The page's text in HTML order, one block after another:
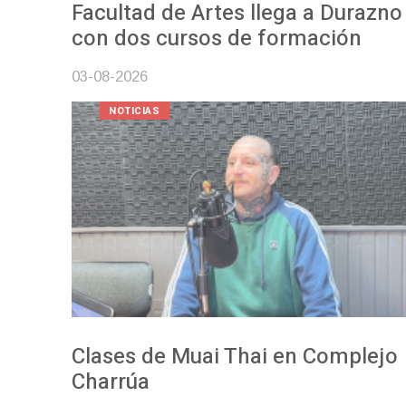
Facultad de Artes llega a Durazno
con dos cursos de formación
03-08-2026
Clases de Muai Thai en Complejo
Charrúa
NOTICIAS